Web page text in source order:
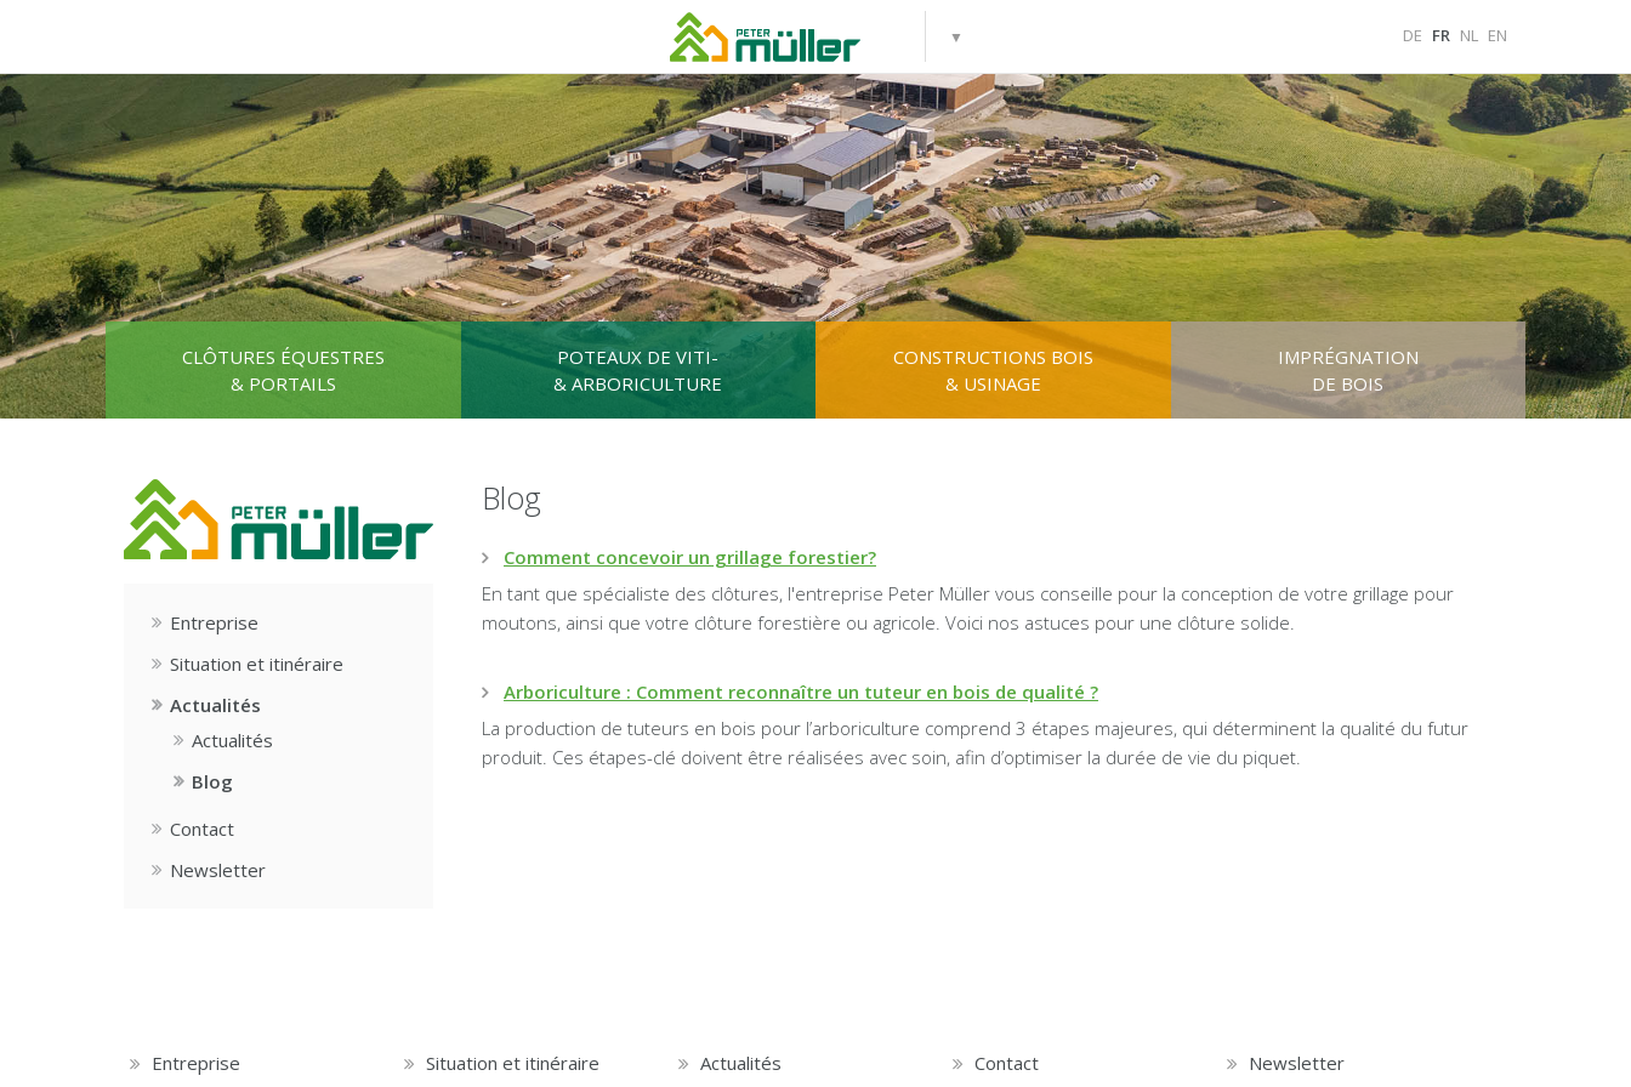
DE FR NL EN
CLÔTURES ÉQUESTRES
& PORTAILS
POTEAUX DE VITI-
& ARBORICULTURE
CONSTRUCTIONS BOIS
& USINAGE
IMPRÉGNATION
DE BOIS
Entreprise
Situation et itinéraire
Actualités
Actualités
Blog
Contact
Newsletter
Blog
Comment concevoir un grillage forestier?
En tant que spécialiste des clôtures, l'entreprise Peter Müller vous conseille pour la conception de votre grillage pour
moutons, ainsi que votre clôture forestière ou agricole. Voici nos astuces pour une clôture solide.
Arboriculture : Comment reconnaître un tuteur en bois de qualité ?
La production de tuteurs en bois pour l’arboriculture comprend 3 étapes majeures, qui déterminent la qualité du futur
produit. Ces étapes-clé doivent être réalisées avec soin, afin d’optimiser la durée de vie du piquet.
Entreprise Situation et itinéraire Actualités Contact Newsletter